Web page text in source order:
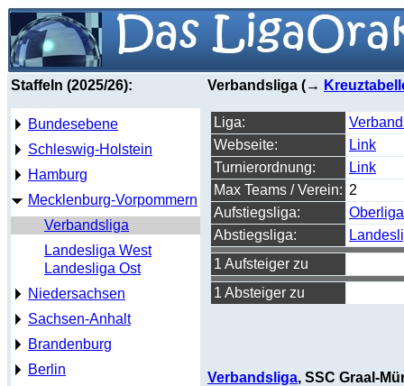
Staffeln (2025/26):
Bundesebene
Schleswig-Holstein
Hamburg
Mecklenburg-Vorpommern
Verbandsliga
Landesliga West
Landesliga Ost
Niedersachsen
Sachsen-Anhalt
Brandenburg
Berlin
Verbandsliga (→
Liga:
Webseite:
Link
Turnierordnung:
Link
Max Teams / Verein: 2
Aufstiegsliga:
Abstiegsliga:
1 Aufsteiger zu
1 Absteiger zu
Verbandsliga, SSC Graal-